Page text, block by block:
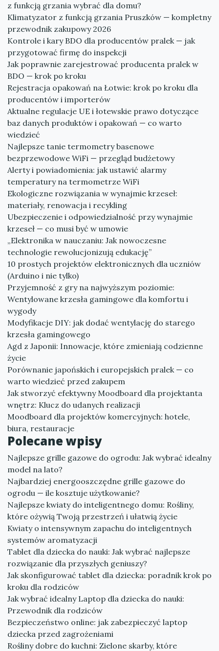
z funkcją grzania wybrać dla domu?
Klimatyzator z funkcją grzania Pruszków — kompletny
przewodnik zakupowy 2026
Kontrole i kary BDO dla producentów pralek — jak
przygotować firmę do inspekcji
Jak poprawnie zarejestrować producenta pralek w
BDO — krok po kroku
Rejestracja opakowań na Łotwie: krok po kroku dla
producentów i importerów
Aktualne regulacje UE i łotewskie prawo dotyczące
baz danych produktów i opakowań — co warto
wiedzieć
Najlepsze tanie termometry basenowe
bezprzewodowe WiFi — przegląd budżetowy
Alerty i powiadomienia: jak ustawić alarmy
temperatury na termometrze WiFi
Ekologiczne rozwiązania w wynajmie krzeseł:
materiały, renowacja i recykling
Ubezpieczenie i odpowiedzialność przy wynajmie
krzeseł — co musi być w umowie
„Elektronika w nauczaniu: Jak nowoczesne
technologie rewolucjonizują edukację”
10 prostych projektów elektronicznych dla uczniów
(Arduino i nie tylko)
Przyjemność z gry na najwyższym poziomie:
Wentylowane krzesła gamingowe dla komfortu i
wygody
Modyfikacje DIY: jak dodać wentylację do starego
krzesła gamingowego
Agd z Japonii: Innowacje, które zmieniają codzienne
życie
Porównanie japońskich i europejskich pralek — co
warto wiedzieć przed zakupem
Jak stworzyć efektywny Moodboard dla projektanta
wnętrz: Klucz do udanych realizacji
Moodboard dla projektów komercyjnych: hotele,
biura, restauracje
Polecane wpisy
Najlepsze grille gazowe do ogrodu: Jak wybrać idealny
model na lato?
Najbardziej energooszczędne grille gazowe do
ogrodu — ile kosztuje użytkowanie?
Najlepsze kwiaty do inteligentnego domu: Rośliny,
które ożywią Twoją przestrzeń i ułatwią życie
Kwiaty o intensywnym zapachu do inteligentnych
systemów aromatyzacji
Tablet dla dziecka do nauki: Jak wybrać najlepsze
rozwiązanie dla przyszłych geniuszy?
Jak skonfigurować tablet dla dziecka: poradnik krok po
kroku dla rodziców
Jak wybrać idealny Laptop dla dziecka do nauki:
Przewodnik dla rodziców
Bezpieczeństwo online: jak zabezpieczyć laptop
dziecka przed zagrożeniami
Rośliny dobre do kuchni: Zielone skarby, które